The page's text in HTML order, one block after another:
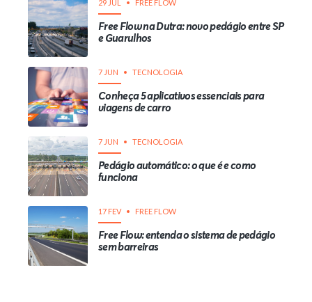
29 JUL FREE FLOW
Free Flow na Dutra: novo pedágio entre SP
e Guarulhos
7 JUN TECNOLOGIA
Conheça 5 aplicativos essenciais para
viagens de carro
7 JUN TECNOLOGIA
Pedágio automático: o que é e como
funciona
17 FEV FREE FLOW
Free Flow: entenda o sistema de pedágio
sem barreiras